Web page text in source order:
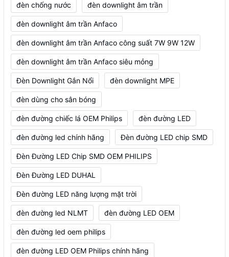
đèn chống nước đèn downlight âm trần
đèn downlight âm trần Anfaco
đèn downlight âm trần Anfaco công suất 7W 9W 12W
đèn downlight âm trần Anfaco siêu mỏng
Đèn Downlight Gắn Nổi đèn downlight MPE
đèn dùng cho sân bóng
đèn đường chiếc lá OEM Philips đèn đường LED
đèn đường led chính hãng Đèn đường LED chip SMD
Đèn Đường LED Chip SMD OEM PHILIPS
Đèn Đường LED DUHAL
Đèn đường LED năng lượng mặt trời
đèn đường led NLMT đèn đường LED OEM
đèn đường led oem philips
đèn đường LED OEM Philips chính hãng